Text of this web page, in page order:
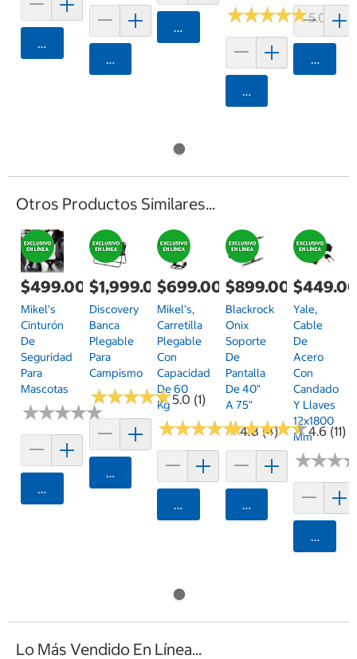
Agregar
Agregar
Agregar ★★★★★
★★★★★5.0 (3)
Agregar
Otros Productos Similares...
$499.00
Mikel's
Cinturón
De
Seguridad
Para
Mascotas
★★★★★
★★★★★
Agregar
$1,999.00
Discovery
Banca
Plegable
Para
Campismo
★★★★★
★★★★★5.0 (1)
Agregar
$699.00
Mikel's,
Carretilla
Plegable
Con
Capacidad
De 60
Kg
★★★★★
★★★★★4.8 (4)
Agregar
$899.00
Blackrock
Onix
Soporte
De
Pantalla
De 40"
A 75"
★★★★★
★★★★★4.6 (11)
Agregar
Yale,
Cable
De
Acero
Con
Candado
Y Llaves
12x1800
Mm
★★★
★★★
Lo Más Vendido En Línea...